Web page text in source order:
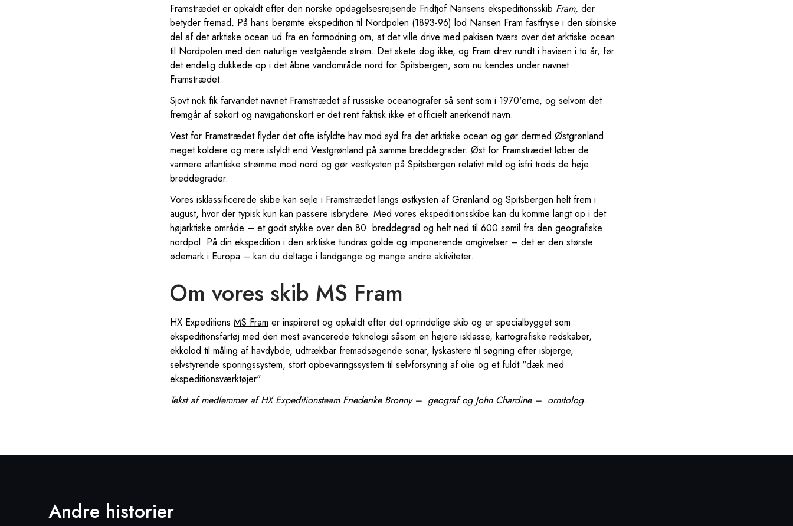
Framstrædet er opkaldt efter den norske opdagelsesrejsende Fridtjof Nansens ekspeditionsskib Fram, der
betyder fremad. På hans berømte ekspedition til Nordpolen (1893-96) lod Nansen Fram fastfryse i den sibiriske
del af det arktiske ocean ud fra en formodning om, at det ville drive med pakisen tværs over det arktiske ocean
til Nordpolen med den naturlige vestgående strøm. Det skete dog ikke, og Fram drev rundt i havisen i to år, før
det endelig dukkede op i det åbne vandområde nord for Spitsbergen, som nu kendes under navnet
Framstrædet.
Sjovt nok fik farvandet navnet Framstrædet af russiske oceanografer så sent som i 1970'erne, og selvom det
fremgår af søkort og navigationskort er det rent faktisk ikke et officielt anerkendt navn.
Vest for Framstrædet flyder det ofte isfyldte hav mod syd fra det arktiske ocean og gør dermed Østgrønland
meget koldere og mere isfyldt end Vestgrønland på samme breddegrader. Øst for Framstrædet løber de
varmere atlantiske strømme mod nord og gør vestkysten på Spitsbergen relativt mild og isfri trods de høje
breddegrader.
Vores isklassificerede skibe kan sejle i Framstrædet langs østkysten af Grønland og Spitsbergen helt frem i
august, hvor der typisk kun kan passere isbrydere. Med vores ekspeditionsskibe kan du komme langt op i det
højarktiske område – et godt stykke over den 80. breddegrad og helt ned til 600 sømil fra den geografiske
nordpol. På din ekspedition i den arktiske tundras golde og imponerende omgivelser – det er den største
ødemark i Europa – kan du deltage i landgange og mange andre aktiviteter.
Om vores skib MS Fram
HX Expeditions MS Fram er inspireret og opkaldt efter det oprindelige skib og er specialbygget som
ekspeditionsfartøj med den mest avancerede teknologi såsom en højere isklasse, kartografiske redskaber,
ekkolod til måling af havdybde, udtrækbar fremadsøgende sonar, lyskastere til søgning efter isbjerge,
selvstyrende sporingssystem, stort opbevaringssystem til selvforsyning af olie og et fuldt "dæk med
ekspeditionsværktøjer".
Tekst af medlemmer af HX Expeditionsteam Friederike Bronny – geograf og John Chardine – ornitolog.
Andre historier